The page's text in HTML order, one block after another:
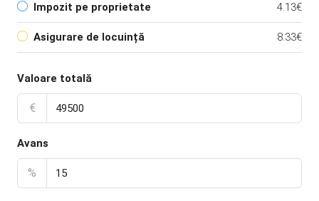
Impozit pe proprietate 4.13€
Asigurare de locuință 8.33€
Valoare totală
€
Avans
%